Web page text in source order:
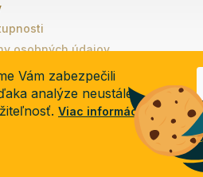
Vám zabezpečili
analýze neustále
Viac informácií
osobných údajov